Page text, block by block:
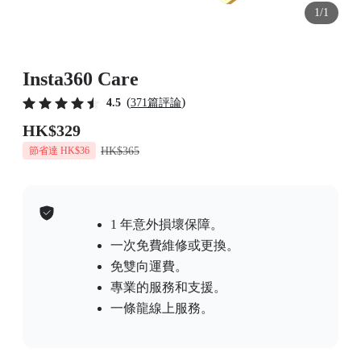
1/1
Insta360 Care
4.5 (371篇評論)
HK$329
節省達 HK$36 HK$365
1 年意外損壞保障。
一次免費維修或更換。
免雙向運費。
專業的服務和支援。
一條龍線上服務。